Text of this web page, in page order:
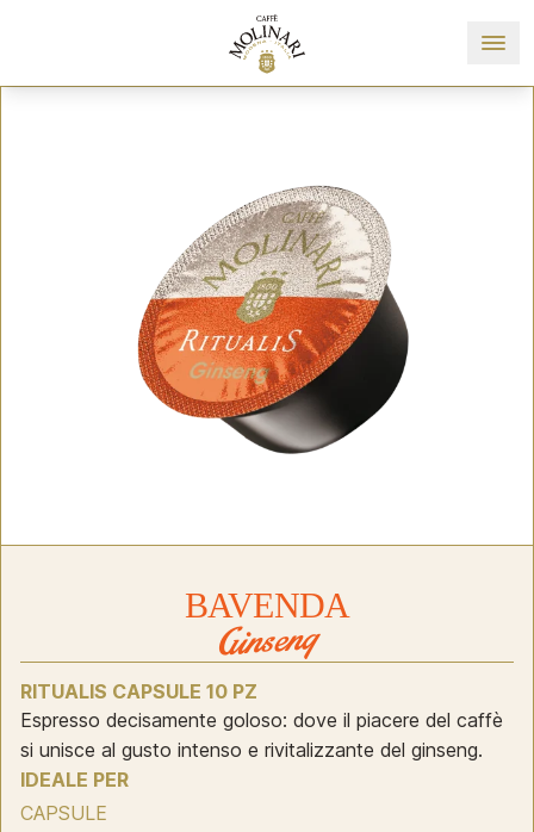
BAVENDA
Ginseng
RITUALIS CAPSULE 10 PZ
Espresso decisamente goloso: dove il piacere del caffè
si unisce al gusto intenso e rivitalizzante del ginseng.
IDEALE PER
CAPSULE